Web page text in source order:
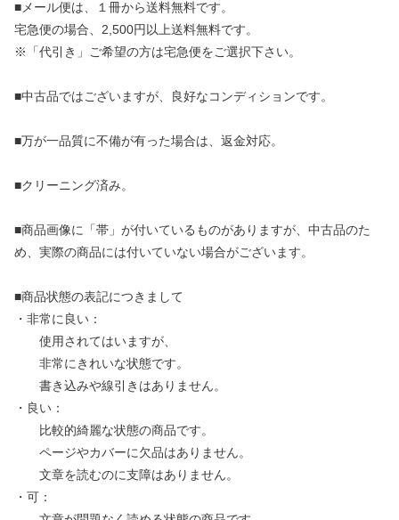
■メール便は、１冊から送料無料です。
宅急便の場合、2,500円以上送料無料です。
※「代引き」ご希望の方は宅急便をご選択下さい。
■中古品ではございますが、良好なコンディションです。
■万が一品質に不備が有った場合は、返金対応。
■クリーニング済み。
■商品画像に「帯」が付いているものがありますが、中古品のた
め、実際の商品には付いていない場合がございます。
■商品状態の表記につきまして
・非常に良い：
使用されてはいますが、
非常にきれいな状態です。
書き込みや線引きはありません。
・良い：
比較的綺麗な状態の商品です。
ページやカバーに欠品はありません。
文章を読むのに支障はありません。
・可：